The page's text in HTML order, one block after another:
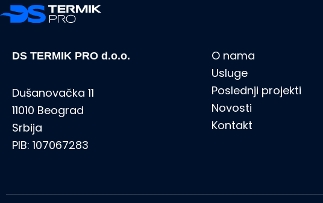
DS TERMIK PRO d.o.o.
Dušanovačka 11
11010 Beograd
Srbija
PIB: 107067283
O nama
Usluge
Poslednji projekti
Novosti
Kontakt